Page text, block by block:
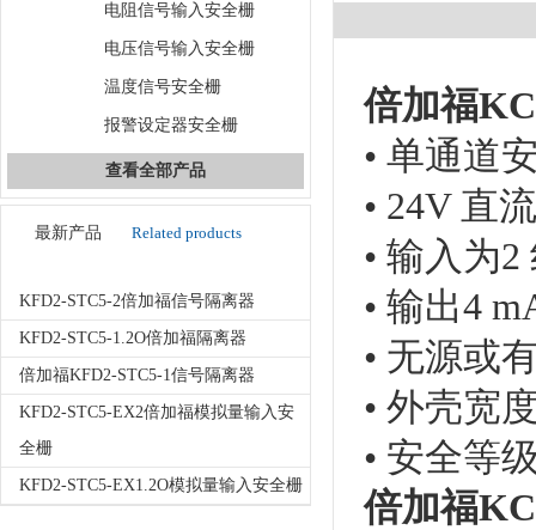
电阻信号输入安全栅
电压信号输入安全栅
温度信号安全栅
报警设定器安全栅
查看全部产品
最新产品 Related products
KFD2-STC5-2倍加福信号隔离器
KFD2-STC5-1.2O倍加福隔离器
倍加福KFD2-STC5-1信号隔离器
KFD2-STC5-EX2倍加福模拟量输入安
全栅
KFD2-STC5-EX1.2O模拟量输入安全栅
倍加福
• 单通道
• 24V 直
• 输入为
• 输出4
• 无源或
• 外壳宽
• 安全等
倍加福